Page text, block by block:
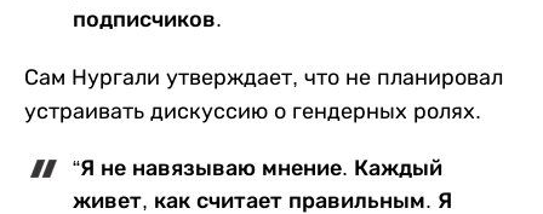
подписчиков.
Сам Нургали утверждает, что не планировал
устраивать дискуссию о гендерных ролях.
“Я не навязываю мнение. Каждый
живет, как считает правильным. Я